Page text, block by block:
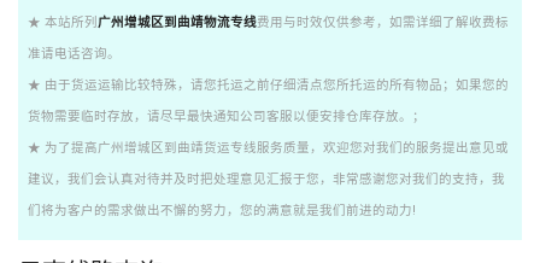
★ 本站所列 广州增城区到曲靖物流专线费用与时效仅供参考，如需详细了解收费标
准请电话咨询。
★ 由于货运运输比较特殊，请您托运之前仔细清点您所托运的所有物品；如果您的
货物需要临时存放，请尽早最快通知公司客服以便安排仓库存放。；
★ 为了提高广州增城区到曲靖货运专线服务质量，欢迎您对我们的服务提出意见或
建议，我们会认真对待并及时把处理意见汇报于您，非常感谢您对我们的支持，我
们将为客户的需求做出不懈的努力，您的满意就是我们前进的动力!